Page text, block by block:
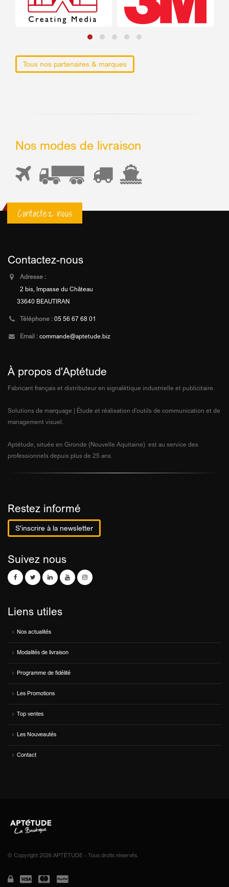
Tous nos partenaires & marques
Nos modes de livraison
Contactez nous
Contactez-nous
Adresse :
2 bis, Impasse du Château
33640 BEAUTIRAN
Téléphone : 05 56 67 68 01
Email : commande@aptetude.biz
À propos d'Aptétude
Fabricant français et distributeur en signalétique industrielle et publicitaire.
Solutions de marquage | Étude et réalisation d'outils de communication et de
management visuel.
Aptétude, située en Gironde (Nouvelle Aquitaine) est au service des
professionnels depuis plus de 25 ans.
Restez informé
S'inscrire à la newsletter
Suivez nous
Liens utiles
Nos actualités
Modalités de livraison
Programme de fidélité
Les Promotions
Top ventes
Les Nouveautés
Contact
© Copyright 2026 APTÉTUDE - Tous droits réservés.